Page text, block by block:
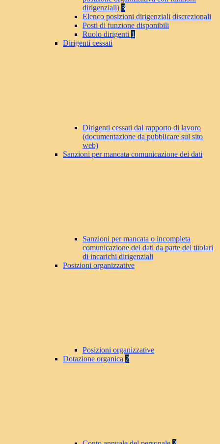
dirigenziali) 3
Elenco posizioni dirigenziali discrezionali
Posti di funzione disponibili
Ruolo dirigenti 1
Dirigenti cessati
Dirigenti cessati dal rapporto di lavoro
(documentazione da pubblicare sul sito
web)
Sanzioni per mancata comunicazione dei dati
Sanzioni per mancata o incompleta
comunicazione dei dati da parte dei titolari
di incarichi dirigenziali
Posizioni organizzative
Posizioni organizzative
Dotazione organica 2